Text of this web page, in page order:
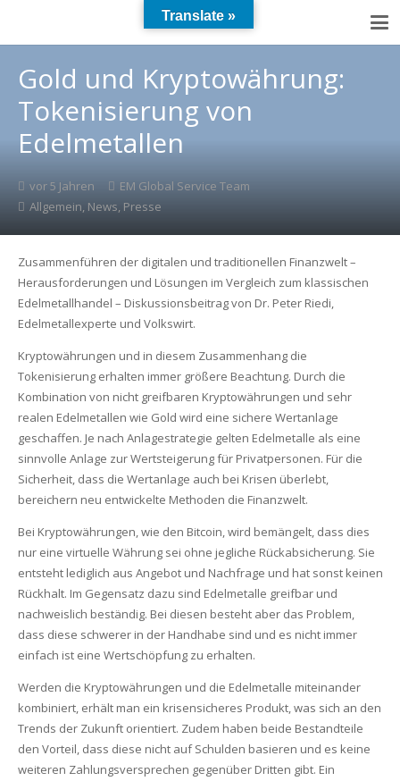
Gold und Kryptowährung:
Tokenisierung von
Edelmetallen
vor 5 Jahren
EM Global Service Team
Allgemein, News, Presse
Zusammenführen der digitalen und traditionellen Finanzwelt –
Herausforderungen und Lösungen im Vergleich zum klassischen
Edelmetallhandel – Diskussionsbeitrag von Dr. Peter Riedi,
Edelmetallexperte und Volkswirt.
Kryptowährungen und in diesem Zusammenhang die
Tokenisierung erhalten immer größere Beachtung. Durch die
Kombination von nicht greifbaren Kryptowährungen und sehr
realen Edelmetallen wie Gold wird eine sichere Wertanlage
geschaffen. Je nach Anlagestrategie gelten Edelmetalle als eine
sinnvolle Anlage zur Wertsteigerung für Privatpersonen. Für die
Sicherheit, dass die Wertanlage auch bei Krisen überlebt,
bereichern neu entwickelte Methoden die Finanzwelt.
Bei Kryptowährungen, wie den Bitcoin, wird bemängelt, dass dies
nur eine virtuelle Währung sei ohne jegliche Rückabsicherung. Sie
entsteht lediglich aus Angebot und Nachfrage und hat sonst keinen
Rückhalt. Im Gegensatz dazu sind Edelmetalle greifbar und
nachweislich beständig. Bei diesen besteht aber das Problem,
dass diese schwerer in der Handhabe sind und es nicht immer
einfach ist eine Wertschöpfung zu erhalten.
Werden die Kryptowährungen und die Edelmetalle miteinander
kombiniert, erhält man ein krisensicheres Produkt, was sich an den
Trends der Zukunft orientiert. Zudem haben beide Bestandteile
den Vorteil, dass diese nicht auf Schulden basieren und es keine
weiteren Zahlungsversprechen gegenüber Dritten gibt. Ein
Translate »